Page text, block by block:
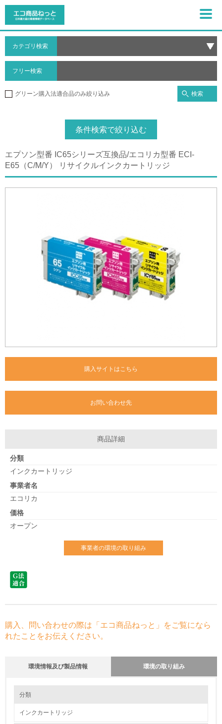
カテゴリ検索
フリー検索
グリーン購入法適合品のみ絞り込み 検索
条件検索で絞り込む
エプソン型番 IC65シリーズ互換品/エコリカ型番 ECI-
E65（C/M/Y） リサイクルインクカートリッジ
購入サイトはこちら
お問い合わせ先
商品詳細
分類
インクカートリッジ
事業者名
エコリカ
価格
オープン
事業者の環境の取り組み
購入、問い合わせの際は「エコ商品ねっと」をご覧になら
れたことをお伝えください。
環境情報及び製品情報 環境の取り組み
1.環境取り組み体制
分類
インクカートリッジ